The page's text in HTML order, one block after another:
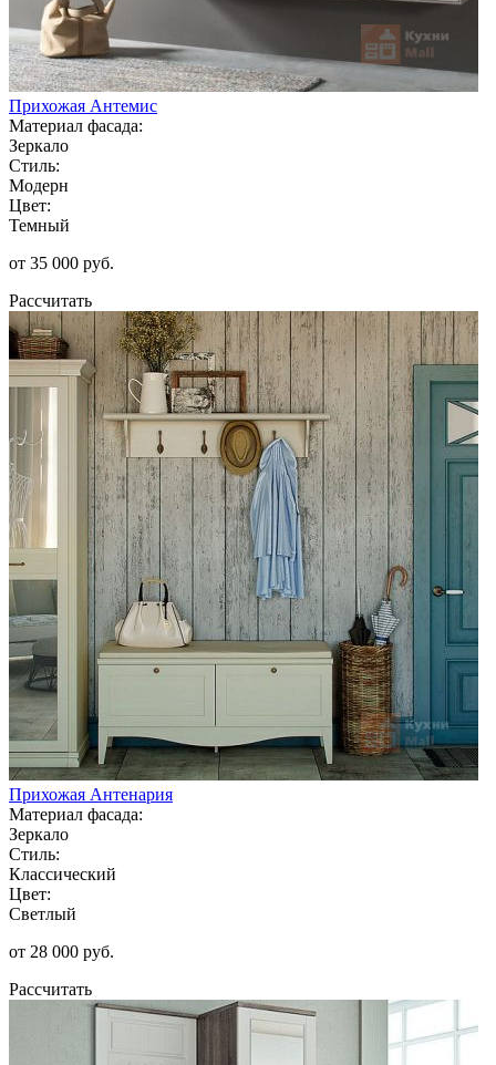
Прихожая Антемис
Материал фасада:
Зеркало
Стиль:
Модерн
Цвет:
Темный
от 35 000 руб.
Рассчитать
Прихожая Антенария
Материал фасада:
Зеркало
Стиль:
Классический
Цвет:
Светлый
от 28 000 руб.
Рассчитать